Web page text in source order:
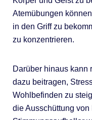
Atemübungen
in den Griff zu
zu konzentrieren.
Darüber hinaus kann
dazu beitragen,
Wohlbefinden zu
die Ausschüttung